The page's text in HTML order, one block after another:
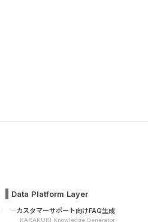
Data Platform Layer
カスタマーサポート向けFAQ生成
KARAKURI Knowledge Generator